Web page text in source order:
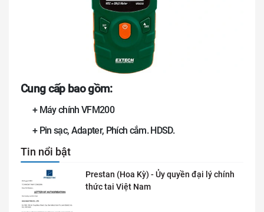
Cung cấp bao gồm:
+ Máy chính VFM200
+ Pin sạc, Adapter, Phích cắm. HDSD.
Tin nổi bật
Prestan (Hoa Kỳ) - Ủy quyền đại lý chính
thức tai Việt Nam